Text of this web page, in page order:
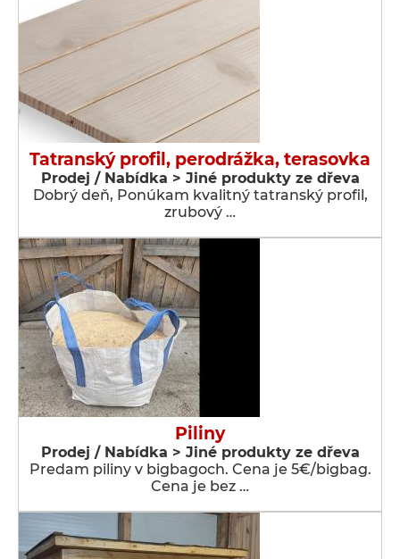
Tatranský profil, perodrážka, terasovka
Prodej / Nabídka > Jiné produkty ze dřeva
Dobrý deň, Ponúkam kvalitný tatranský profil,
zrubový …
Piliny
Prodej / Nabídka > Jiné produkty ze dřeva
Predam piliny v bigbagoch. Cena je 5€/bigbag.
Cena je bez …